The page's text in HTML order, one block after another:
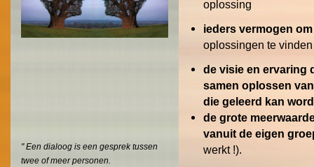
" Een dialoog is een gesprek tussen
twee of meer personen.
oplossing
ieders vermogen
oplossingen te vinden
de visie en ervaring
samen oplossen
die geleerd kan
de grote
vanuit de eigen
werkt !).